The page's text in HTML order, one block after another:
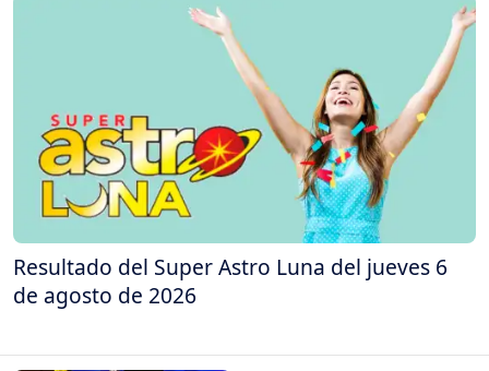
Resultado del Super Astro Luna del jueves 6
de agosto de 2026